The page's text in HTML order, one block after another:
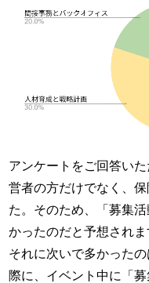
アンケートをご回答い
営者の方だけでなく、
た。そのため、「募集
かったのだと予想されま
それに次いで多かったの
際に、イベント中に「